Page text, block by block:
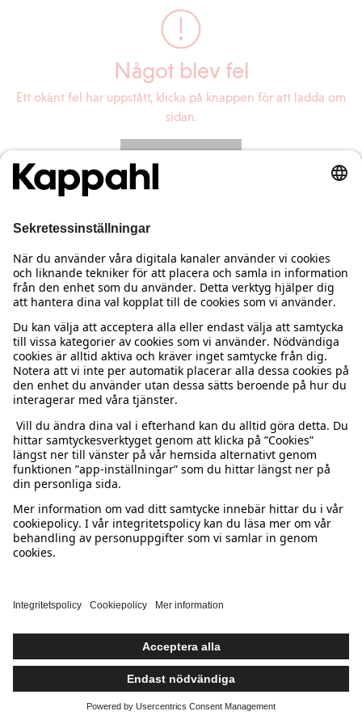
Något blev fel
Ett okänt fel har uppstått, klicka på knappen för att ladda om
sidan.